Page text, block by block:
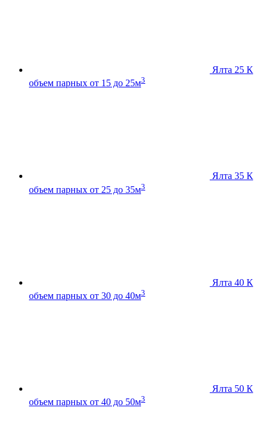
Ялта 25 К
объем парных от 15 до 25м3
Ялта 35 К
объем парных от 25 до 35м3
Ялта 40 К
объем парных от 30 до 40м3
Ялта 50 К
объем парных от 40 до 50м3